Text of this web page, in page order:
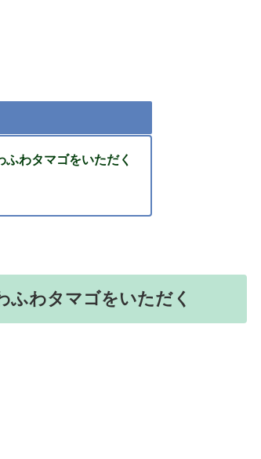
わタマゴをいただく
ふわタマゴをいただく